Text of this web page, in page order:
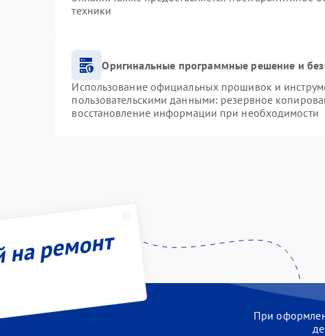
техники
Оригинальные программные решение и
Использование официальных прошивок и
пользовательскими данными: резервное
восстановление информации при необходимости
ремонт
При